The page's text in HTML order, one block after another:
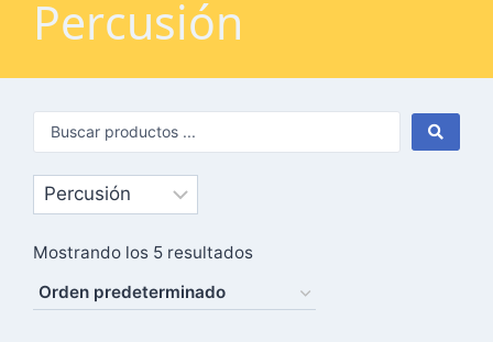
Percusión
Mostrando los 5 resultados